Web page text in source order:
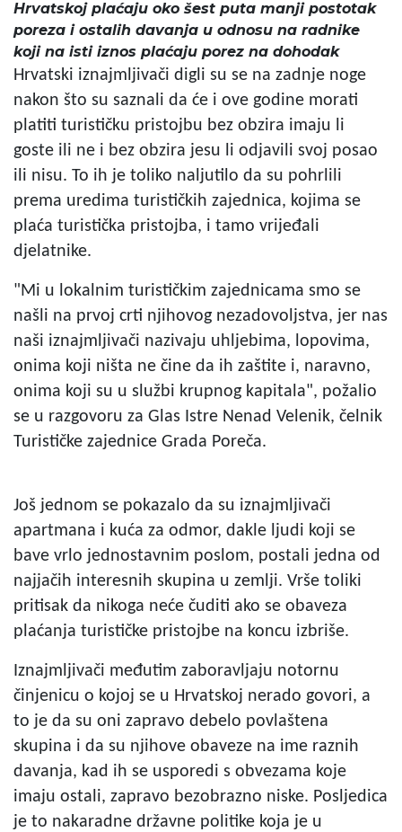
Hrvatskoj plaćaju oko šest puta manji postotak
poreza i ostalih davanja u odnosu na radnike
koji na isti iznos plaćaju porez na dohodak
Hrvatski iznajmljivači digli su se na zadnje noge
nakon što su saznali da će i ove godine morati
platiti turističku pristojbu bez obzira imaju li
goste ili ne i bez obzira jesu li odjavili svoj posao
ili nisu. To ih je toliko naljutilo da su pohrlili
prema uredima turističkih zajednica, kojima se
plaća turistička pristojba, i tamo vrijeđali
djelatnike.
"Mi u lokalnim turističkim zajednicama smo se
našli na prvoj crti njihovog nezadovoljstva, jer nas
naši iznajmljivači nazivaju uhljebima, lopovima,
onima koji ništa ne čine da ih zaštite i, naravno,
onima koji su u službi krupnog kapitala", požalio
se u razgovoru za Glas Istre Nenad Velenik, čelnik
Turističke zajednice Grada Poreča.
Još jednom se pokazalo da su iznajmljivači
apartmana i kuća za odmor, dakle ljudi koji se
bave vrlo jednostavnim poslom, postali jedna od
najjačih interesnih skupina u zemlji. Vrše toliki
pritisak da nikoga neće čuditi ako se obaveza
plaćanja turističke pristojbe na koncu izbriše.
Iznajmljivači međutim zaboravljaju notornu
činjenicu o kojoj se u Hrvatskoj nerado govori, a
to je da su oni zapravo debelo povlaštena
skupina i da su njihove obaveze na ime raznih
davanja, kad ih se usporedi s obvezama koje
imaju ostali, zapravo bezobrazno niske. Posljedica
je to nakaradne državne politike koja je u